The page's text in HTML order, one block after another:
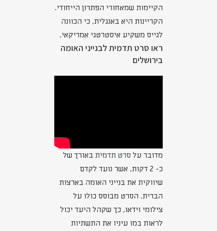
הקיימות שמאחורי הפתרון הייחודי.
הקריינות היא באנגלית, כי הכוונה
לגייס משקיע איסטרטגי אמריקאי.
ראו סרט תדמית לבנייני האומה
בירושלים
מדובר על סרט תדמית באורך של
כ- 2 דקות, אשר נועד לקדם
שיווקית את בנייני האומה בארצות
הברית. הסרט מבוסס כולו על
צילומי וידאו, כך שקהל היעד יכול
לראות במו עיניו את התשתיות